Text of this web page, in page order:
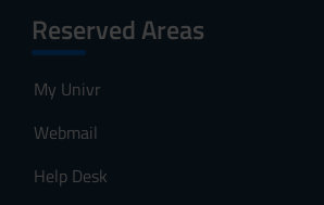
Reserved Areas
My Univr
Webmail
Help Desk